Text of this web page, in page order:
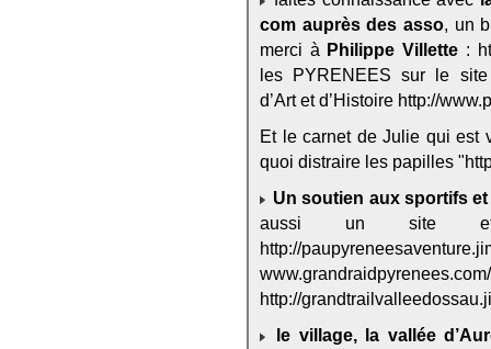
com auprès des asso, un
merci à Philippe Villette :
les PYRENEES sur le site
d’Art et d’Histoire http://
Et le carnet de Julie qui est
quoi distraire les papilles
Un soutien aux sportifs
aussi un site et
http://
http://
le village, la vallée